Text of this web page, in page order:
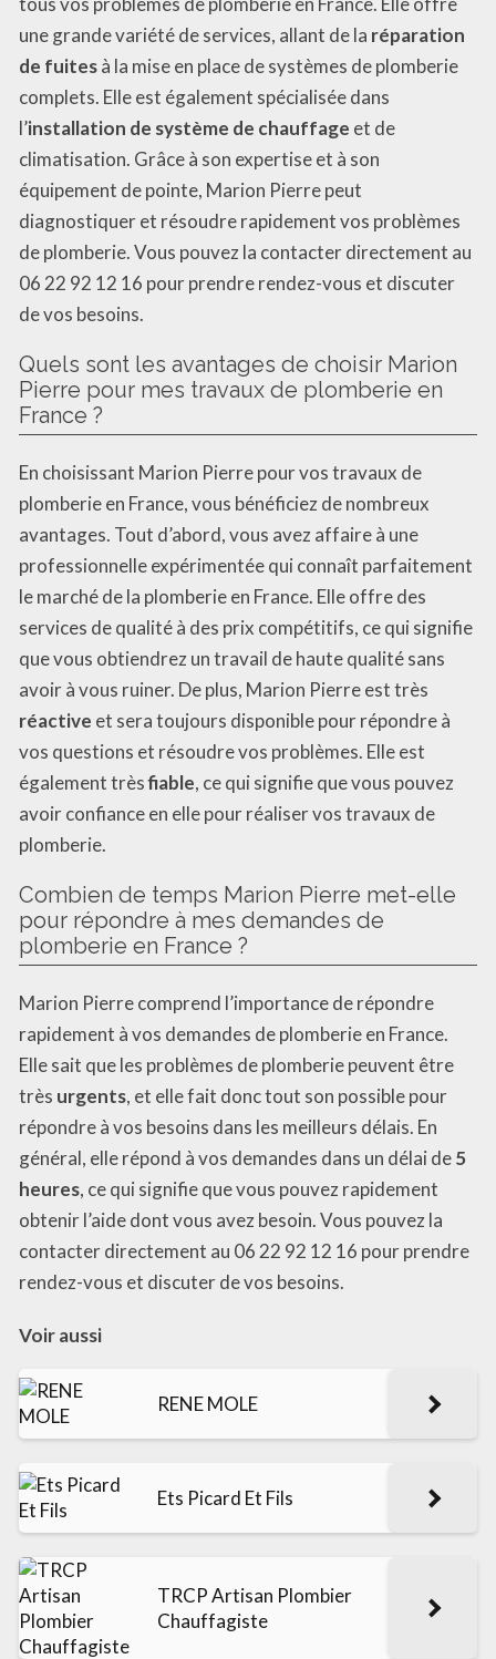
une grande variété de services, allant de la réparation
de fuitesà la mise en place de systèmes de plomberie
complets. Elle est également spécialisée dans
l’installation de système de chauffage et de
climatisation. Grâce à son expertise et à son
équipement de pointe, Marion Pierre peut
diagnostiquer et résoudre rapidement vos problèmes
de plomberie. Vous pouvez la contacter directement au
06 22 92 12 16 pour prendre rendez-vous et discuter
de vos besoins.
Quels sont les avantages de choisir Marion
Pierre pour mes travaux de plomberie en
France ?
En choisissant Marion Pierre pour vos travaux de
plomberie en France, vous bénéficiez de nombreux
avantages. Tout d’abord, vous avez affaire à une
professionnelle expérimentée qui connaît parfaitement
le marché de la plomberie en France. Elle offre des
services de qualité à des prix compétitifs, ce qui signifie
que vous obtiendrez un travail de haute qualité sans
avoir à vous ruiner. De plus, Marion Pierre est très
réactive et sera toujours disponible pour répondre à
vos questions et résoudre vos problèmes. Elle est
également trèsfiable, ce qui signifie que vous pouvez
avoir confiance en elle pour réaliser vos travaux de
plomberie.
Combien de temps Marion Pierre met-elle
pour répondre à mes demandes de
plomberie en France ?
Marion Pierre comprend l’importance de répondre
rapidement à vos demandes de plomberie en France.
Elle sait que les problèmes de plomberie peuvent être
très urgents, et elle fait donc tout son possible pour
répondre à vos besoins dans les meilleurs délais. En
général, elle répond à vos demandes dans un délai de5
heures, ce qui signifie que vous pouvez rapidement
obtenir l’aide dont vous avez besoin. Vous pouvez la
contacter directement au 06 22 92 12 16 pour prendre
rendez-vous et discuter de vos besoins.
Voir aussi
RENE MOLE
Ets Picard Et Fils
TRCP Artisan Plombier
Chauffagiste